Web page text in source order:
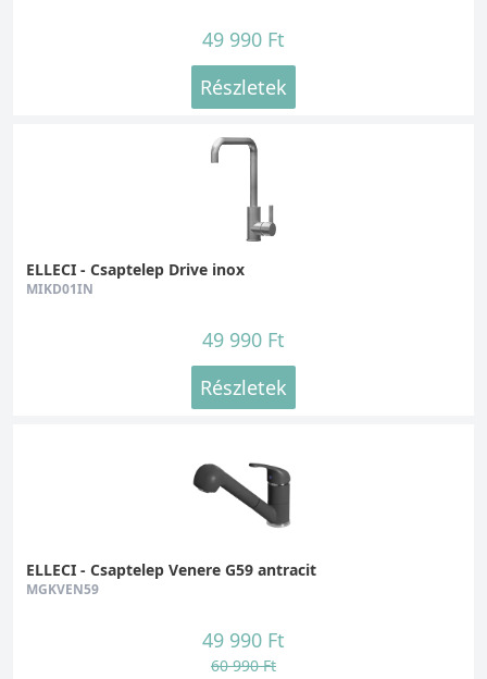
49 990 Ft
Részletek
ELLECI - Csaptelep Drive inox
MIKD01IN
49 990 Ft
Részletek
ELLECI - Csaptelep Venere G59 antracit
MGKVEN59
49 990 Ft
60 990 Ft